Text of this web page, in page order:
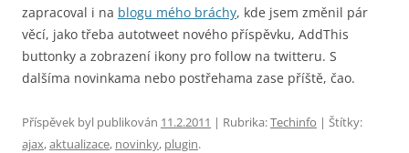
zapracoval i na blogu mého bráchy, kde jsem změnil pár
věcí, jako třeba autotweet nového příspěvku, AddThis
buttonky a zobrazení ikony pro follow na twitteru. S
dalšíma novinkama nebo postřehama zase příště, čao.
Příspěvek byl publikován 11.2.2011 | Rubrika:Techinfo | Štítky:
ajax,aktualizace, novinky, plugin.